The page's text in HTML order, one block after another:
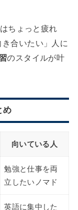
ちょっと疲れ
合いたい」人に
のスタイルが叶
め
向いている人
勉強と仕事を両
立したいノマド
英語に集中した